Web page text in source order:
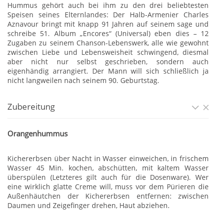
Hummus gehört auch bei ihm zu den drei beliebtesten
Speisen seines Elternlandes: Der Halb-Armenier Charles
Aznavour bringt mit knapp 91 Jahren auf seinem sage und
schreibe 51. Album „Encores“ (Universal) eben dies – 12
Zugaben zu seinem Chanson-Lebenswerk, alle wie gewohnt
zwischen Liebe und Lebensweisheit schwingend, diesmal
aber nicht nur selbst geschrieben, sondern auch
eigenhändig arrangiert. Der Mann will sich schließlich ja
nicht langweilen nach seinem 90. Geburtstag.
Zubereitung
Orangenhummus
Kichererbsen über Nacht in Wasser einweichen, in frischem
Wasser 45 Min. kochen, abschütten, mit kaltem Wasser
überspülen (Letzteres gilt auch für die Dosenware). Wer
eine wirklich glatte Creme will, muss vor dem Pürieren die
Außenhäutchen der Kichererbsen entfernen: zwischen
Daumen und Zeigefinger drehen, Haut abziehen.